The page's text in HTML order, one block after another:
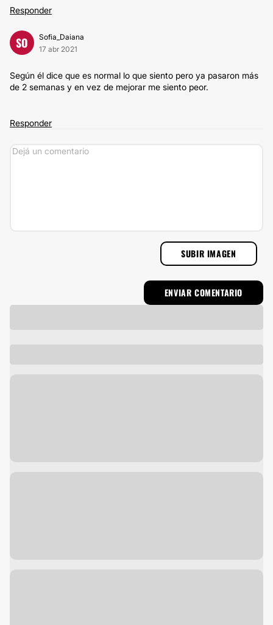
Responder
SO
Sofia_Daiana
17 abr 2021
Según él dice que es normal lo que siento pero ya pasaron más
de 2 semanas y en vez de mejorar me siento peor.
Responder
SUBIR IMAGEN